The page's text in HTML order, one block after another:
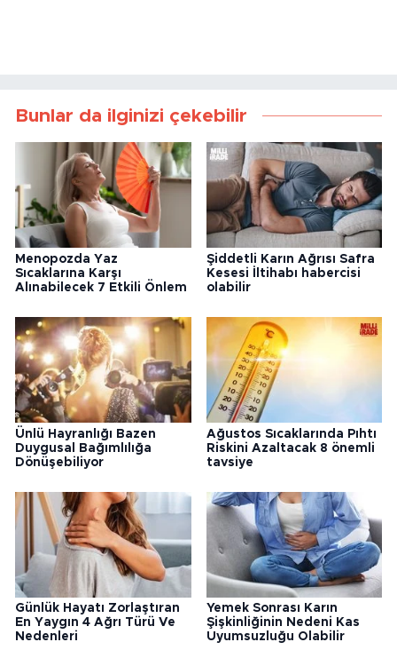
Bunlar da ilginizi çekebilir
Menopozda Yaz
Sıcaklarına Karşı
Alınabilecek 7 Etkili Önlem
Şiddetli Karın Ağrısı Safra
Kesesi İltihabı habercisi
olabilir
Ünlü Hayranlığı Bazen
Duygusal Bağımlılığa
Dönüşebiliyor
Ağustos Sıcaklarında Pıhtı
Riskini Azaltacak 8 önemli
tavsiye
Günlük Hayatı Zorlaştıran
En Yaygın 4 Ağrı Türü Ve
Nedenleri
Yemek Sonrası Karın
Şişkinliğinin Nedeni Kas
Uyumsuzluğu Olabilir